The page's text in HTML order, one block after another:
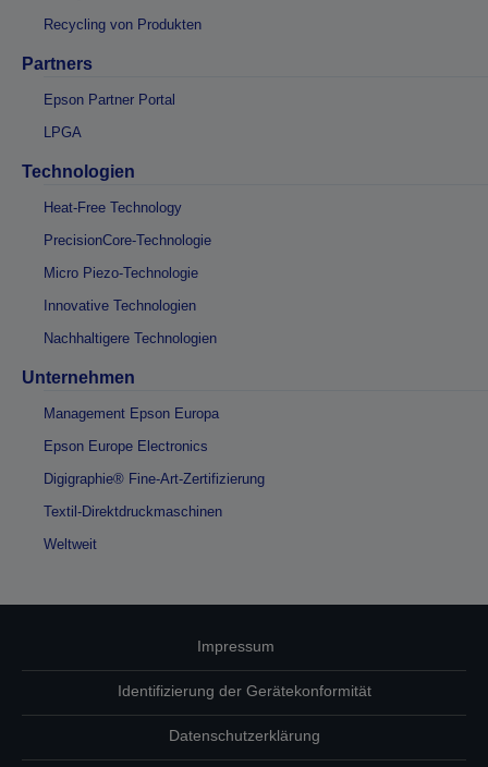
Recycling von Produkten
Partners
Epson Partner Portal
LPGA
Technologien
Heat-Free Technology
PrecisionCore-Technologie
Micro Piezo-Technologie
Innovative Technologien
Nachhaltigere Technologien
Unternehmen
Management Epson Europa
Epson Europe Electronics
Digigraphie® Fine-Art-Zertifizierung
Textil-Direktdruckmaschinen
Weltweit
Impressum
Identifizierung der Gerätekonformität
Datenschutzerklärung